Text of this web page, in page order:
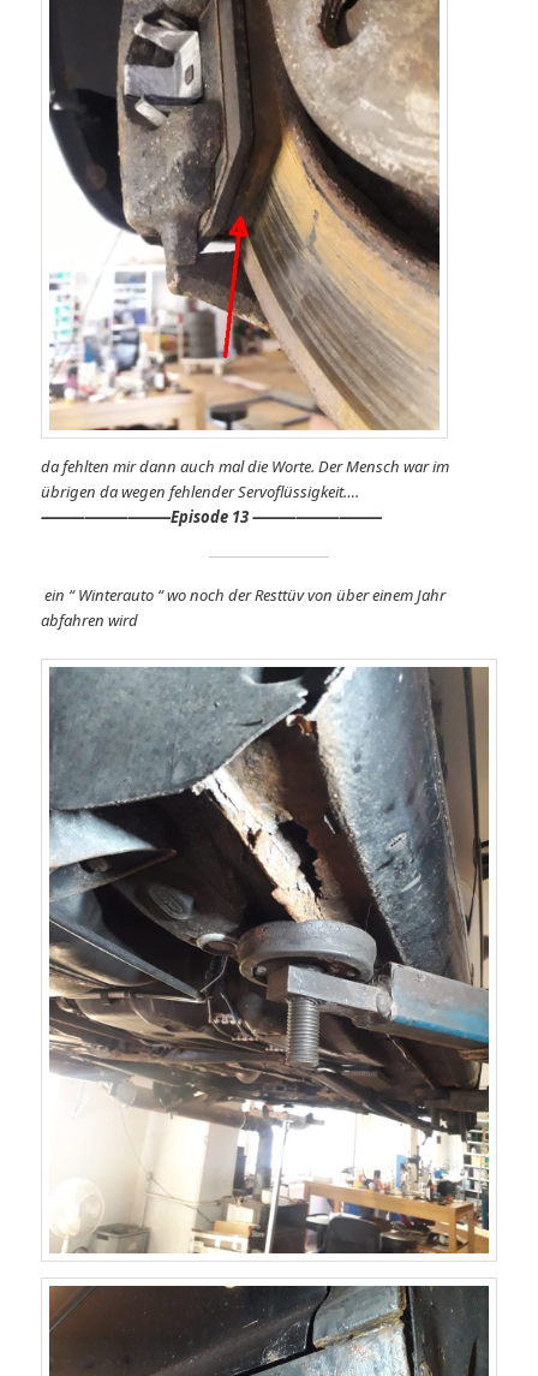
da fehlten mir dann auch mal die Worte. Der Mensch war im
übrigen da wegen fehlender Servoflüssigkeit….
⸻⸻⸻Episode 13 ⸻⸻⸻
ein “ Winterauto “ wo noch der Resttüv von über einem Jahr
abfahren wird